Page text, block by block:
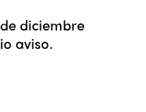
diciembre
aviso.